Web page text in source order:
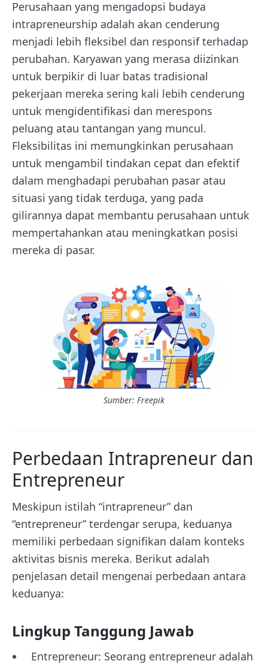
Perusahaan yang mengadopsi budaya
intrapreneurship adalah akan cenderung
menjadi lebih fleksibel dan responsif terhadap
perubahan. Karyawan yang merasa diizinkan
untuk berpikir di luar batas tradisional
pekerjaan mereka sering kali lebih cenderung
untuk mengidentifikasi dan merespons
peluang atau tantangan yang muncul.
Fleksibilitas ini memungkinkan perusahaan
untuk mengambil tindakan cepat dan efektif
dalam menghadapi perubahan pasar atau
situasi yang tidak terduga, yang pada
gilirannya dapat membantu perusahaan untuk
mempertahankan atau meningkatkan posisi
mereka di pasar.
Sumber: Freepik
Perbedaan Intrapreneur dan
Entrepreneur
Meskipun istilah “intrapreneur” dan
“entrepreneur” terdengar serupa, keduanya
memiliki perbedaan signifikan dalam konteks
aktivitas bisnis mereka. Berikut adalah
penjelasan detail mengenai perbedaan antara
keduanya:
Lingkup Tanggung Jawab
Entrepreneur: Seorang entrepreneur adalah